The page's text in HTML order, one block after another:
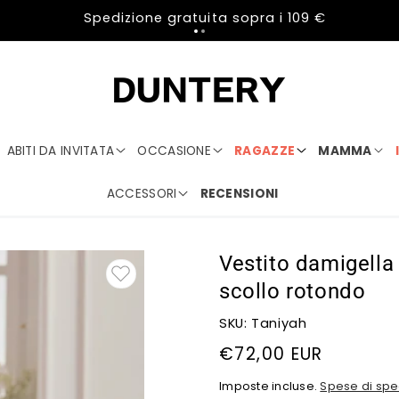
Spedizione gratuita sopra i 109 €
ABITI DA INVITATA OCCASIONE RAGAZZE MAMMA
ACCESSORI RECENSIONI
Vestito
scollo rotondo
SKU: Taniyah
Prezzo
di
€72,00 EUR
Imposte incluse.Spese di